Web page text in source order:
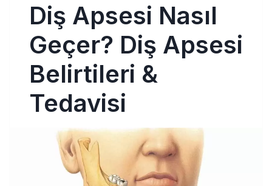
Diş Apsesi Nasıl
Geçer? Diş Apsesi
Belirtileri &
Tedavisi